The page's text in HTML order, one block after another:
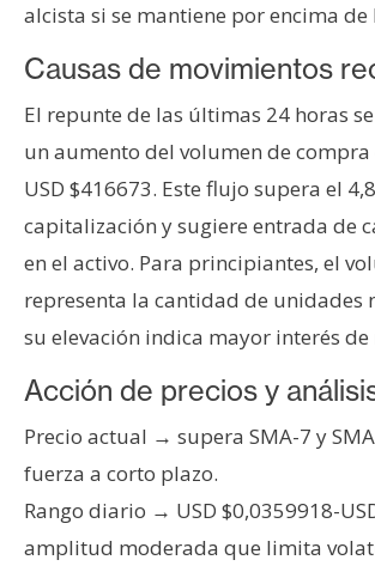
e
P
r
e
n
s
T
m
a
s
e
c
alcista si se mantiene por encima de
Causas de movimientos
El repunte de las últimas 24 horas
un aumento del volumen de compra
USD $416673. Este flujo supera el
capitalización y sugiere entrada de
en el activo. Para principiantes, el
representa la cantidad de unidades
su elevación indica mayor interés de
Acción de precios y
Precio actual → supera SMA-7 y
fuerza a corto plazo.
Rango diario → USD $0,0359918-
amplitud moderada que limita